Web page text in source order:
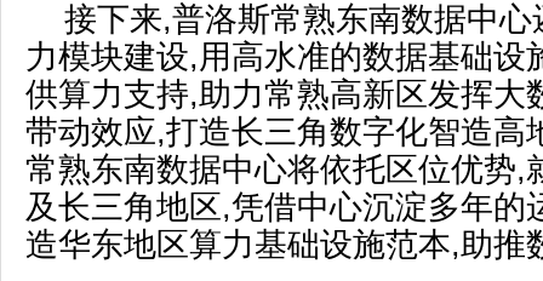
接下来,普洛斯常熟东南数据中
力模块建设,用高水准的数据基础设
供算力支持,助力常熟高新区发挥大
带动效应,打造长三角数字化智造高
常熟东南数据中心将依托区位优势,
及长三角地区,凭借中心沉淀多年的
造华东地区算力基础设施范本,助推